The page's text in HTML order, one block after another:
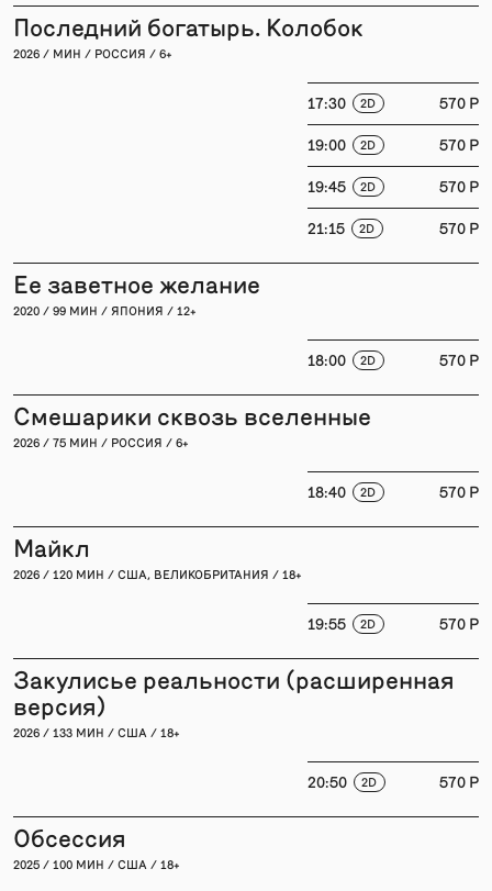
Последний богатырь. Колобок
2026 / МИН / РОССИЯ / 6+
17:30 2D 570 P
19:00 2D 570 P
19:45 2D 570 P
21:15 2D 570 P
Ее заветное желание
2020 / 99 МИН / ЯПОНИЯ / 12+
18:00 2D 570 P
Смешарики сквозь вселенные
2026 / 75 МИН / РОССИЯ / 6+
18:40 2D 570 P
Майкл
2026 / 120 МИН / США, ВЕЛИКОБРИТАНИЯ / 18+
19:55 2D 570 P
Закулисье реальности (расширенная
версия)
2026 / 133 МИН / США / 18+
20:50 2D 570 P
Обсессия
2025 / 100 МИН / США / 18+